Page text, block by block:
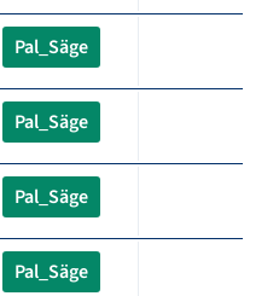
Pal_Säge
Pal_Säge
Pal_Säge
Pal_Säge